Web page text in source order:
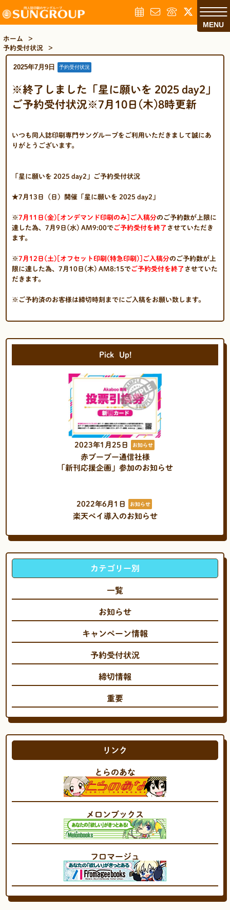
MENU
ホーム
>
予約受付状況
>
Pick Up!
2023年1月25日 お知らせ
赤ブーブー通信社様
「新刊応援企画」参加のお知らせ
2022年6月1日 お知らせ
楽天ペイ導入のお知らせ
カテゴリー別
一覧
お知らせ
キャンペーン情報
予約受付状況
締切情報
重要
2025年7月9日 予約受付状況
※終了しました「星に願いを 2025 day2」
ご予約受付状況※7月10日(木)8時更新
いつも同人誌印刷専門サングループをご利用いただきまして誠にあ
りがとうございます。
「星に願いを 2025 day2」ご予約受付状況
★7月13日（日）開催「星に願いを 2025 day2」
※7月11日(金)[オンデマンド印刷のみ]ご入稿分のご予約数が上限に
達した為、7月9日(水) AM9:00でご予約受付を終了 させていただき
ます。
※7月12日(土)[オフセット印刷(特急印刷)]ご入稿分のご予約数が上
限に達した為、7月10日(木) AM8:15でご予約受付を終了 させていた
だきます。
※ご予約済のお客様は締切時刻までにご入稿をお願い致します。
リンク
とらのあな
メロンブックス
フロマージュ